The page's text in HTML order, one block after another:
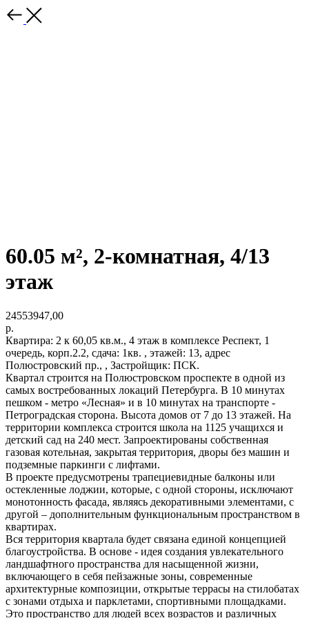
60.05 м², 2-комнатная, 4/13
этаж
24553947,00
р.
Квартира: 2 к 60,05 кв.м., 4 этаж в комплексе Респект, 1
очередь, корп.2.2, сдача: 1кв. , этажей: 13, адрес
Полюстровский пр., , Застройщик: ПСК.
Квартал строится на Полюстровском проспекте в одной из
самых востребованных локаций Петербурга. В 10 минутах
пешком - метро «Лесная» и в 10 минутах на транспорте -
Петроградская сторона. Высота домов от 7 до 13 этажей. На
территории комплекса строится школа на 1125 учащихся и
детский сад на 240 мест. Запроектированы собственная
газовая котельная, закрытая территория, дворы без машин и
подземные паркинги с лифтами.
В проекте предусмотрены трапециевидные балконы или
остекленные лоджии, которые, с одной стороны, исключают
монотонность фасада, являясь декоративными элементами, с
другой – дополнительным функциональным пространством в
квартирах.
Вся территория квартала будет связана единой концепцией
благоустройства. В основе - идея создания увлекательного
ландшафтного пространства для насыщенной жизни,
включающего в себя пейзажные зоны, современные
архитектурные композиции, открытые террасы на стилобатах
с зонами отдыха и парклетами, спортивными площадками.
Это пространство для людей всех возрастов и различных